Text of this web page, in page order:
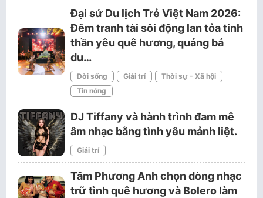
Đại sứ Du lịch Trẻ Việt Nam 2026:
Đêm tranh tài sôi động lan tỏa tinh
thần yêu quê hương, quảng bá
du…
Đời sống Giải trí
Thời sự - Xã hội
Tin nóng
DJ Tiffany và hành trình đam mê
âm nhạc bằng tình yêu mảnh liệt.
Giải trí
Tâm Phương Anh chọn dòng nhạc
trữ tình quê hương và Bolero làm